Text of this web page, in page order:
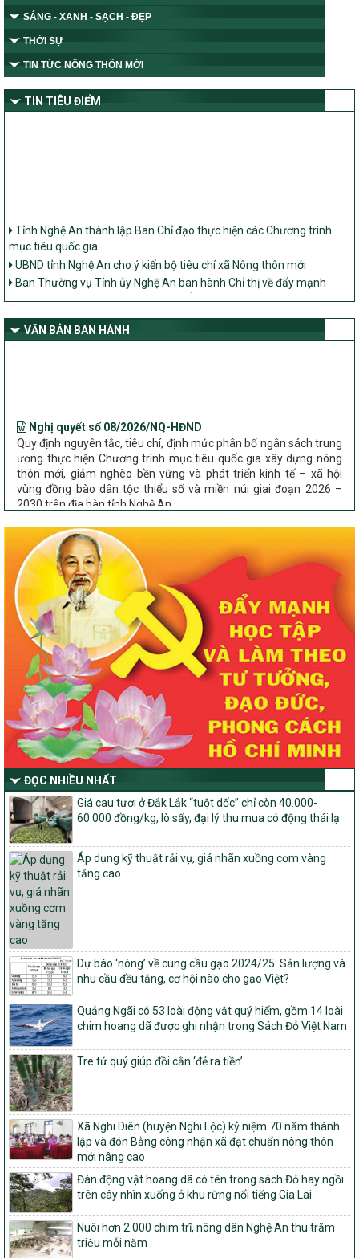
SÁNG - XANH - SẠCH - ĐẸP
THỜI SỰ
TIN TỨC NÔNG THÔN MỚI
TIN TIÊU ĐIỂM
Tỉnh Nghệ An thành lập Ban Chỉ đạo thực hiện các Chương trình
mục tiêu quốc gia
UBND tỉnh Nghệ An cho ý kiến bộ tiêu chí xã Nông thôn mới
Ban Thường vụ Tỉnh ủy Nghệ An ban hành Chỉ thị về đẩy mạnh
thực hiện Chương trình mục tiêu quốc gia xây dựng nông thôn mới,
giảm nghèo bền vững và phát triển kinh tế – xã hội vùng đồng bào
dân tộc thiểu số và miền núi giai đoạn 2026 – 2030 trên địa bàn tỉnh
Nghệ An
VĂN BẢN BAN HÀNH
Quy định nguyên tắc, tiêu chí, định mức phân bổ ngân sách trung
ương thực hiện Chương trình mục tiêu quốc gia xây dựng nông
thôn mới, giảm nghèo bền vững và phát triển kinh tế – xã hội
vùng đồng bào dân tộc thiểu số và miền núi giai đoạn 2026 –
2030 trên địa bàn tỉnh Nghệ An
Chỉ Thị số 22-CT/TU
về đẩy mạnh thực hiện Chương trình mục tiêu quốc gia xây dựng
nông thôn mới, giảm nghèo bền vững và phát triển kinh tế – xã
hội vùng đồng bào dân tộc thiểu số và miền núi giai đoạn 2026 –
2030 trên địa bàn tỉnh Nghệ An
Quyết định số 2490/QĐ-UBND
Về việc thành lập Ban Chỉ đạo Chương trình mục tiều quốc gia xây
dựng nông thôn mới, giảm nghèo bền vững và phát triển kinh tế –
xã hội vùng đồng bào dân tộc thiểu số và miền núi giai đoạn 2026
-2030 tỉnh Nghệ An
Thông tư Số 23/2026/TT-BNNMT
Thông tư Hướng dẫn thực hiện một số nội dung Chương trình
mục tiêu quốc gia xây dựng nông thôn mới, giảm nghèo bền
vững và phát triển kinh tế – xã hội vùng đồng bào dân tộc thiểu
số và miền núi giai đoạn 2026-2030 thuộc phạm vi quản lý nhà
nước của Bộ Nông nghiệp và Môi trường
Quyết định số: 26/2026/QĐ-TTg
Quyết định ban hành Bộ tiêu chí và quy trình đánh giá, phân hạng
sản phẩm Mỗi xã một sản phẩm
số: 19/2026/QĐ-TTg
Quy định điều kiện, trình tự, thủ tục, hồ sơ xét, công nhận, công bố
và thu hồi quyết định công nhận xã đạt chuẩn nông thôn mới, xã
đạt nông thôn mới hiện đại và tỉnh, thành phố hoàn thành nhiệm
vụ xây dựng nông thôn mới giai đoạn 2026 – 2030
Quyết định số 16/2026/QĐ-TTg
Quy định nguyên tắc, tiêu chí, định mức phân bổ ngân sách trung
ương và tỉ lệ vốn đối ứng ngân sách của địa phương thực hiện
Chương trình mục tiêu quốc gia xây dựng nông thôn mới, giảm
nghèo bền vững và phát triển kinh tế – xã hội vùng đồng bào dân
tộc thiểu số và miền núi giai đoạn 2026 – 2030
1451/QĐ-UBND
Phê duyệt danh sách các xã thuộc nhóm 1, nhóm 2, nhóm 3
trong xây dựng nông thôn mới giai đoạn 2026-2030 trên địa bàn
tỉnh Nghệ An
103/PTNT-NTM
Về việc đăng ký thực hiện Dự án liên kết theo chuỗi giá trị thuộc
Dự án 2 – Chương trình Mục tiêu quốc gia Giảm nghèo bền vững
giai đoạn 2021-2025 được kéo dài sang năm 2026
827/QĐ-BNNMT
Quyết định Ban hành Kế hoạch triển khai thực hiện Chương trình
mục tiêu quốc gia xây dựng nông thôn mới, giảm nghèo bền
vững và phát triển kinh tế – xã hội vùng đồng bào dân tộc thiểu
số và miền núi giai đoạn 2026-2035, giai đoạn I: Từ năm 2026
đến năm 2030
ĐỌC NHIỀU NHẤT
Giá cau tươi ở Đắk Lắk “tuột dốc” chỉ còn 40.000-
60.000 đồng/kg, lò sấy, đại lý thu mua có động thái lạ
Áp dụng kỹ thuật rải vụ, giá nhãn xuồng cơm vàng
tăng cao
Dự báo ‘nóng’ về cung cầu gạo 2024/25: Sản lượng và
nhu cầu đều tăng, cơ hội nào cho gạo Việt?
Quảng Ngãi có 53 loài động vật quý hiếm, gồm 14 loài
chim hoang dã được ghi nhận trong Sách Đỏ Việt Nam
Tre tứ quý giúp đồi cằn ‘đẻ ra tiền’
Xã Nghi Diên (huyện Nghi Lộc) kỷ niệm 70 năm thành
lập và đón Bằng công nhận xã đạt chuẩn nông thôn
mới nâng cao
Đàn động vật hoang dã có tên trong sách Đỏ hay ngồi
trên cây nhìn xuống ở khu rừng nổi tiếng Gia Lai
Nuôi hơn 2.000 chim trĩ, nông dân Nghệ An thu trăm
triệu mỗi năm